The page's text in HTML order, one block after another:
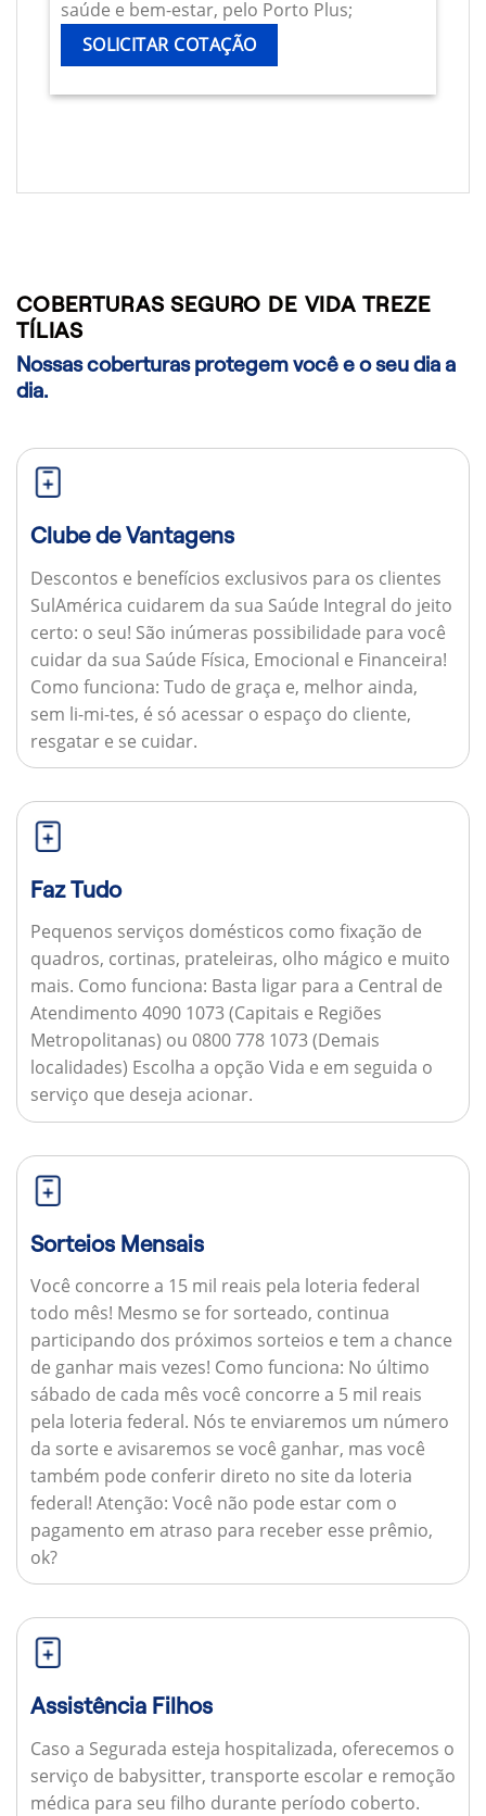
saúde e bem-estar, pelo Porto Plus;
SOLICITAR COTAÇÃO
COBERTURAS SEGURO DE VIDA TREZE
TÍLIAS
Nossas coberturas protegem você e o seu dia a
dia.
Clube de Vantagens
Descontos e benefícios exclusivos para os clientes
SulAmérica cuidarem da sua Saúde Integral do jeito
certo: o seu! São inúmeras possibilidade para você
cuidar da sua Saúde Física, Emocional e Financeira!
Como funciona: Tudo de graça e, melhor ainda,
sem li-mi-tes, é só acessar o espaço do cliente,
resgatar e se cuidar.
Faz Tudo
Pequenos serviços domésticos como fixação de
quadros, cortinas, prateleiras, olho mágico e muito
mais. Como funciona: Basta ligar para a Central de
Atendimento 4090 1073 (Capitais e Regiões
Metropolitanas) ou 0800 778 1073 (Demais
localidades) Escolha a opção Vida e em seguida o
serviço que deseja acionar.
Sorteios Mensais
Você concorre a 15 mil reais pela loteria federal
todo mês! Mesmo se for sorteado, continua
participando dos próximos sorteios e tem a chance
de ganhar mais vezes! Como funciona: No último
sábado de cada mês você concorre a 5 mil reais
pela loteria federal. Nós te enviaremos um número
da sorte e avisaremos se você ganhar, mas você
também pode conferir direto no site da loteria
federal! Atenção: Você não pode estar com o
pagamento em atraso para receber esse prêmio,
ok?
Assistência Filhos
Caso a Segurada esteja hospitalizada, oferecemos o
serviço de babysitter, transporte escolar e remoção
médica para seu filho durante período coberto.